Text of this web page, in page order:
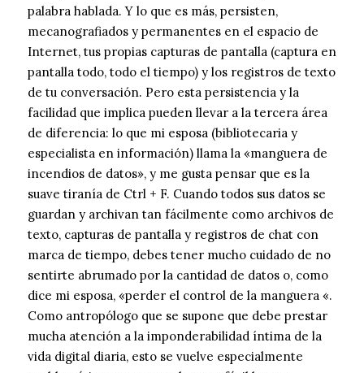
palabra hablada. Y lo que es más, persisten,
mecanografiados y permanentes en el espacio de
Internet, tus propias capturas de pantalla (captura en
pantalla todo, todo el tiempo) y los registros de texto
de tu conversación. Pero esta persistencia y la
facilidad que implica pueden llevar a la tercera área
de diferencia: lo que mi esposa (bibliotecaria y
especialista en información) llama la «manguera de
incendios de datos», y me gusta pensar que es la
suave tiranía de Ctrl + F. Cuando todos sus datos se
guardan y archivan tan fácilmente como archivos de
texto, capturas de pantalla y registros de chat con
marca de tiempo, debes tener mucho cuidado de no
sentirte abrumado por la cantidad de datos o, como
dice mi esposa, «perder el control de la manguera «.
Como antropólogo que se supone que debe prestar
mucha atención a la imponderabilidad íntima de la
vida digital diaria, esto se vuelve especialmente